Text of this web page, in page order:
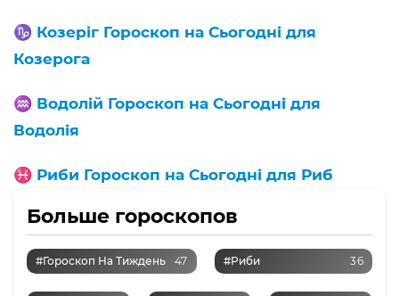
♑️ Козеріг Гороскоп на Сьогодні для
Козерога
♒️ Водолій Гороскоп на Сьогодні для
Водолія
♓️ Риби Гороскоп на Сьогодні для Риб
Больше гороскопов
#Гороскоп На Тиждень 47 #Риби 36